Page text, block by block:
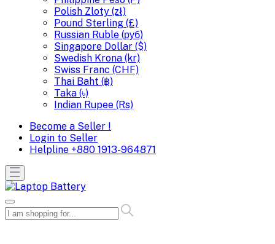
Polish Zloty (zł)
Pound Sterling (£)
Russian Ruble (руб)
Singapore Dollar ($)
Swedish Krona (kr)
Swiss Franc (CHF)
Thai Baht (฿)
Taka (৳)
Indian Rupee (Rs)
Become a Seller !
Login to Seller
Helpline +880 1913-964871